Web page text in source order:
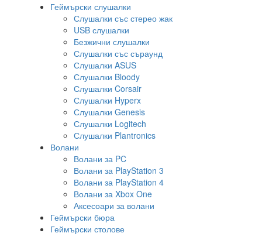
Геймърски слушалки
Слушалки със стерео жак
USB слушалки
Безжични слушалки
Слушалки със съраунд
Слушалки ASUS
Слушалки Bloody
Слушалки Corsair
Слушалки Hyperx
Слушалки Genesis
Слушалки Logitech
Слушалки Plantronics
Волани
Волани за PC
Волани за PlayStation 3
Волани за PlayStation 4
Волани за Xbox One
Аксесоари за волани
Геймърски бюра
Геймърски столове